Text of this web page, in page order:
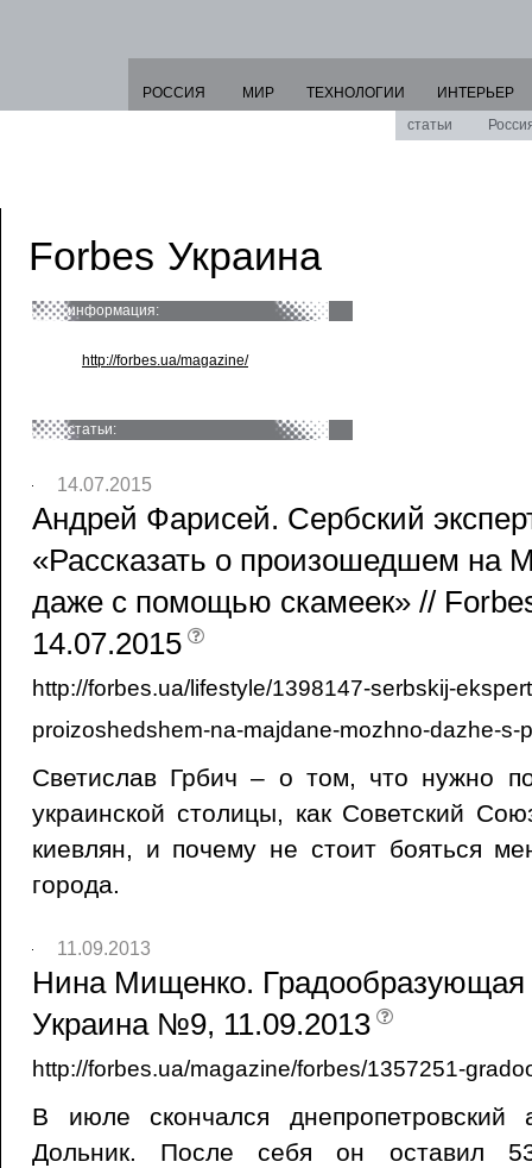
РОССИЯ МИР ТЕХНОЛОГИИ
ИНТЕРЬЕР
статьи
Forbes Украина
информация:
http://forbes.ua/magazine/
статьи:
14.07.2015
Андрей Фарисей. Сербский
«Рассказать о произошедшем на
даже с помощью скамеек» //
14.07.2015
http://forbes.ua/lifestyle/1398147-serbskij-
proizoshedshem-na-majdane-mozhno-dazhe-s-
Светислав Грбич – о том, что нужно
украинской столицы, как Советский
киевлян, и почему не стоит бояться
города.
11.09.2013
Нина Мищенко. Градообразующая
Украина №9, 11.09.2013
http://forbes.ua/magazine/forbes/1357251-
В июле скончался днепропетровский
Дольник. После себя он оставил